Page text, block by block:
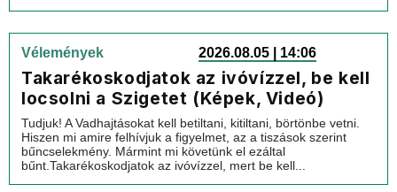
Vélemények 2026.08.05 | 14:06
Takarékoskodjatok az ivóvízzel, be kell
locsolni a Szigetet (Képek, Videó)
Tudjuk! A Vadhajtásokat kell betiltani, kitiltani, börtönbe vetni.
Hiszen mi amire felhívjuk a figyelmet, az a tiszások szerint
bűncselekmény. Mármint mi követünk el ezáltal
bűnt.Takarékoskodjatok az ivóvízzel, mert be kell...